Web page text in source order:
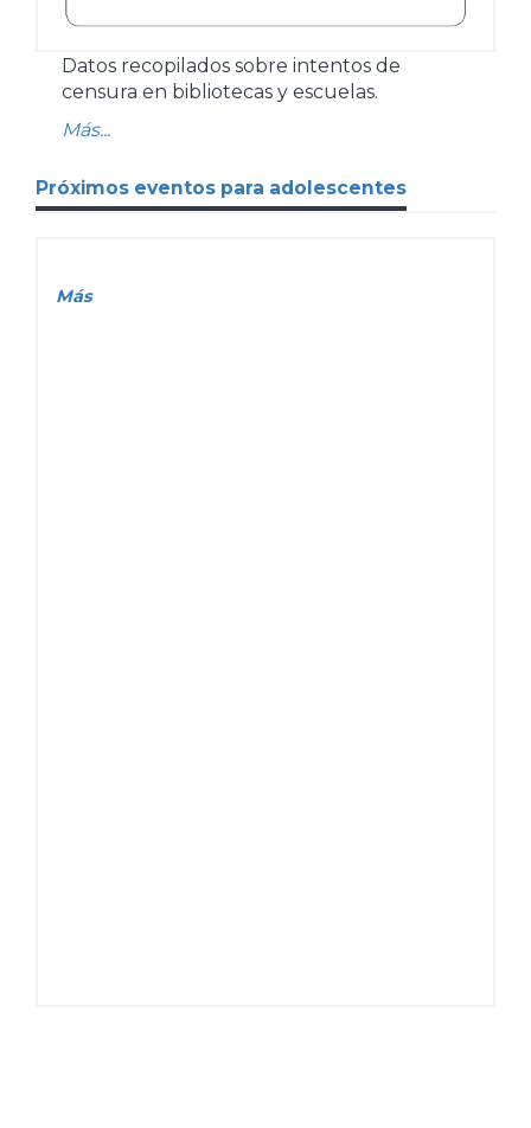
Datos recopilados sobre intentos de
censura en bibliotecas y escuelas.
Más...
Próximos eventos para adolescentes
Más